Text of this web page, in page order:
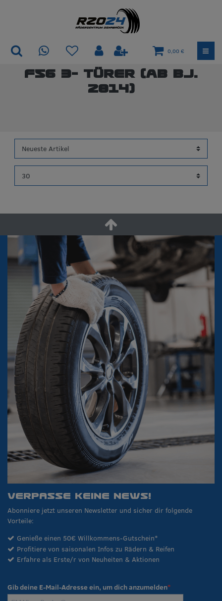
0,00 €
F56 3- Türer (ab Bj.
2014)
VERPASSE KEINE NEWS!
Abonniere jetzt unseren Newsletter und sicher dir folgende
Vorteile:
Genieße einen 50€ Willkommens-Gutschein*
Profitiere von saisonalen Infos zu Rädern & Reifen
Erfahre als Erste/r von Neuheiten & Aktionen
Gib deine E-Mail-Adresse ein, um dich anzumelden